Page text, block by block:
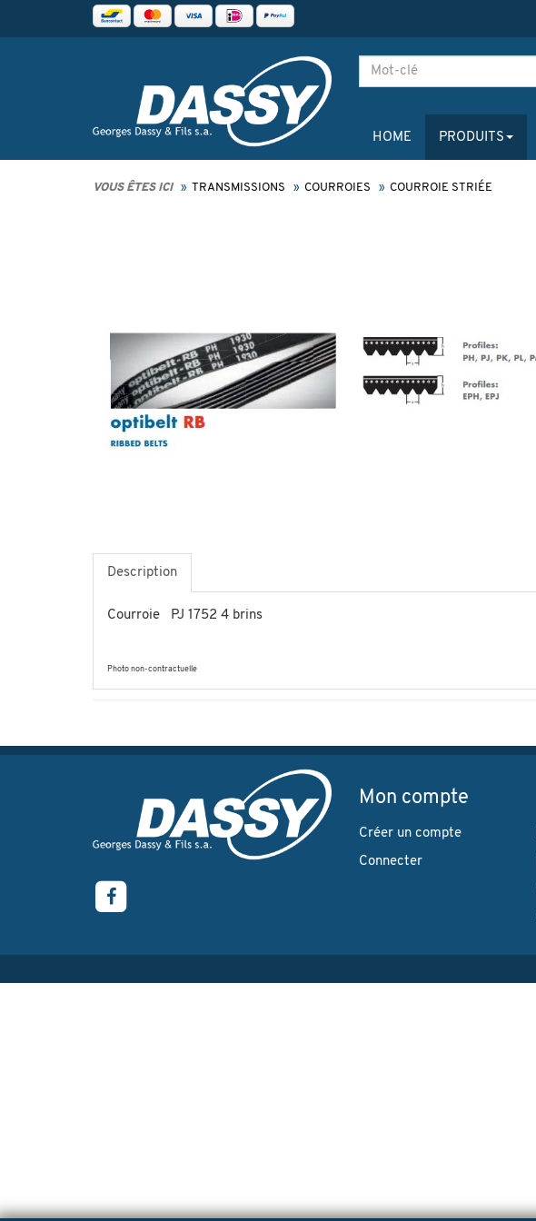
HOME PRODUITS
VOUS ÊTES ICI TRANSMISSIONS COURROIES COURROIE STRIÉE
Description
Courroie PJ 1752 4 brins
Photo non-contractuelle
Mon compte
Créer un compte
Connecter